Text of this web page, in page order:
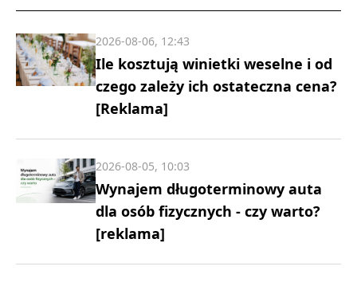
Ile kosztują winietki weselne i od
czego zależy ich ostateczna cena?
[Reklama]
2026-08-06, 12:43
Wynajem długoterminowy auta
dla osób fizycznych - czy warto?
[reklama]
2026-08-05, 10:03